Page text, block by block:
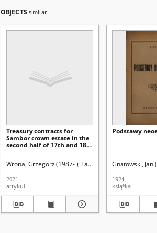
OBJECTS similar
Treasury contracts for
Sambor crown estate in the
second half of 17th and 18th
Wrona, Grzegorz (1987- ) Latawiec, Krzysztof. Red.
2021
artykuł
Podstawy
Gnatowski, Jan
1924
książka